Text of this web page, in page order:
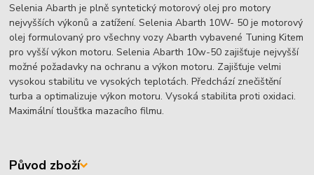
Selenia Abarth je plně syntetický motorový olej pro motory
nejvyšších výkonů a zatížení. Selenia Abarth 10W- 50 je motorový
olej formulovaný pro všechny vozy Abarth vybavené Tuning Kitem
pro vyšší výkon motoru. Selenia Abarth 10w-50 zajišťuje nejvyšší
možné požadavky na ochranu a výkon motoru. Zajišťuje velmi
vysokou stabilitu ve vysokých teplotách. Předchází znečištění
turba a optimalizuje výkon motoru. Vysoká stabilita proti oxidaci.
Maximální tloušťka mazacího filmu.
Původ zboží